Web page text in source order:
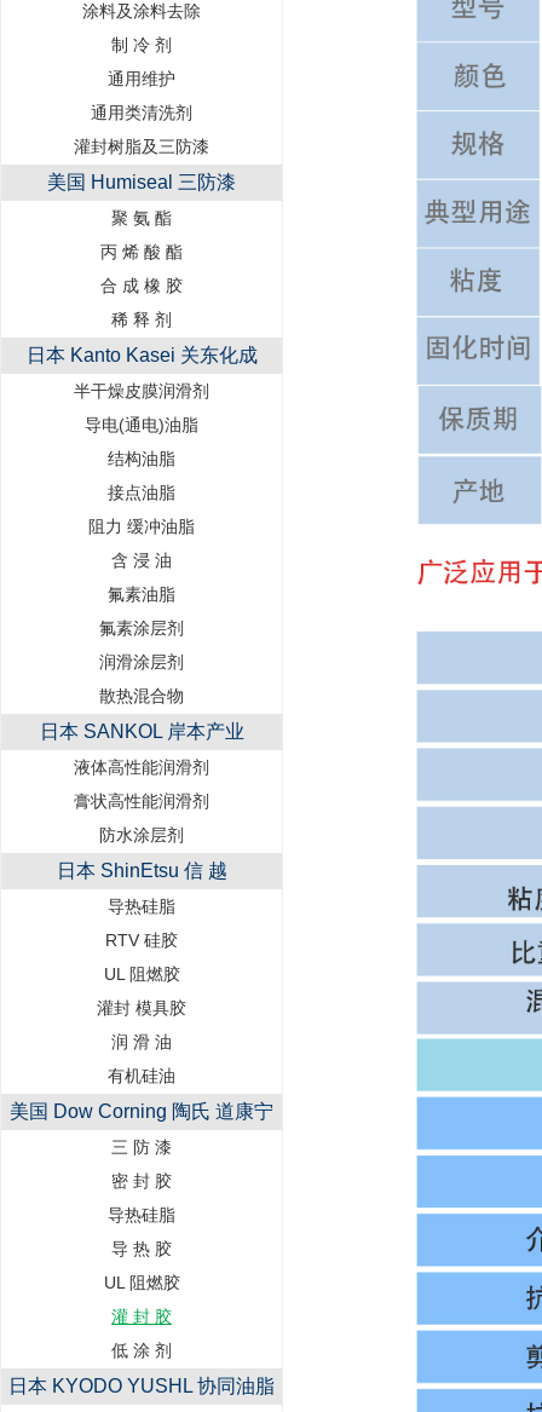
涂料及涂料去除
制 冷 剂
通用维护
通用类清洗剂
灌封树脂及三防漆
美国 Humiseal 三防漆
聚 氨 酯
丙 烯 酸 酯
合 成 橡 胶
稀 释 剂
日本 Kanto Kasei 关东化成
半干燥皮膜润滑剂
导电(通电)油脂
结构油脂
接点油脂
阻力 缓冲油脂
含 浸 油
氟素油脂
氟素涂层剂
润滑涂层剂
散热混合物
日本 SANKOL 岸本产业
液体高性能润滑剂
膏状高性能润滑剂
防水涂层剂
日本 ShinEtsu 信 越
导热硅脂
RTV 硅胶
UL 阻燃胶
灌封 模具胶
润 滑 油
有机硅油
美国 Dow Corning 陶氏 道康宁
三 防 漆
密 封 胶
导热硅脂
导 热 胶
UL 阻燃胶
灌 封 胶
低 涂 剂
日本 KYODO YUSHL 协同油脂